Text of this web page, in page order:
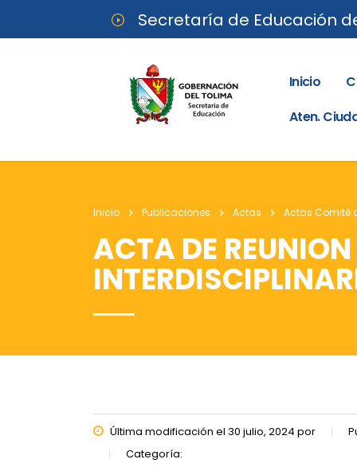
Secretaría de Educación
Inicio
Aten.
Inicio Publicaciones Actas Actas Comité
ACTA DE
Última modificación el 30 julio, 2024 por
Categoría: